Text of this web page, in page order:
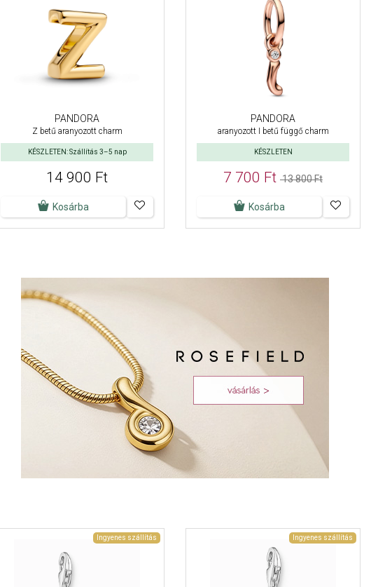
PANDORA
Z betű aranyozott charm
KÉSZLETEN: Szállítás 3–5 nap
14 900 Ft
Kosárba
PANDORA
aranyozott I betű függő charm
KÉSZLETEN
7 700 Ft 13 800 Ft
Kosárba
Ingyenes szállítás Ingyenes szállítás